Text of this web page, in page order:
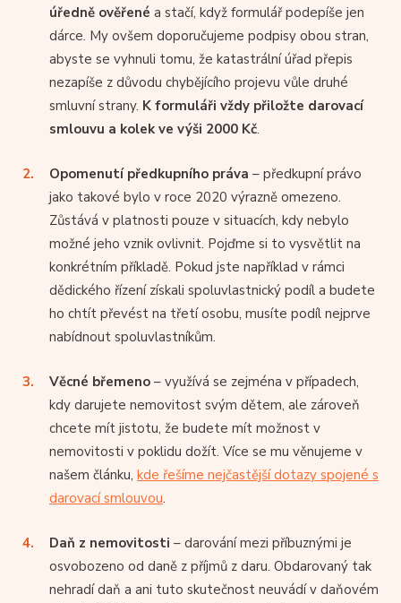
úředně ověřené a stačí, když formulář podepíše jen
dárce. My ovšem doporučujeme podpisy obou stran,
abyste se vyhnuli tomu, že katastrální úřad přepis
nezapíše z důvodu chybějícího projevu vůle druhé
smluvní strany. K formuláři vždy přiložte darovací
smlouvu a kolek ve výši 2000 Kč.
Opomenutí předkupního práva – předkupní právo
jako takové bylo v roce 2020 výrazně omezeno.
Zůstává v platnosti pouze v situacích, kdy nebylo
možné jeho vznik ovlivnit. Pojďme si to vysvětlit na
konkrétním příkladě. Pokud jste například v rámci
dědického řízení získali spoluvlastnický podíl a budete
ho chtít převést na třetí osobu, musíte podíl nejprve
nabídnout spoluvlastníkům.
Věcné břemeno – využívá se zejména v případech,
kdy darujete nemovitost svým dětem, ale zároveň
chcete mít jistotu, že budete mít možnost v
nemovitosti v poklidu dožít. Více se mu věnujeme v
našem článku, kde řešíme nejčastější dotazy spojené s
darovací smlouvou.
Daň z nemovitosti – darování mezi příbuznými je
osvobozeno od daně z příjmů z daru. Obdarovaný tak
nehradí daň a ani tuto skutečnost neuvádí v daňovém